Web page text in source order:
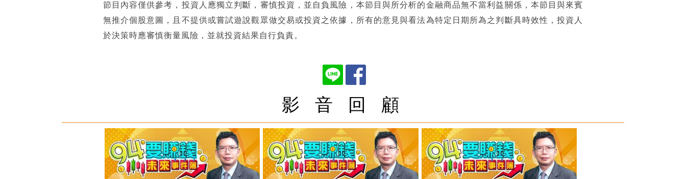
節目內容僅供參考，投資人應獨立判斷，審慎投資，並自負風險，本節目與所分析的金融商品無不當利益關係，本節目與來賓
無推介個股意圖，且不提供或嘗試遊說觀眾做交易或投資之依據，所有的意見與看法為特定日期所為之判斷具時效性，投資人
於決策時應審慎衡量風險，並就投資結果自行負責。
影 音 回 顧